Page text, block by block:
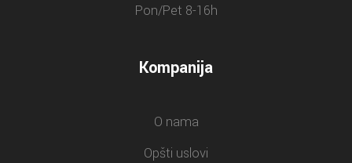
Pon/Pet 8-16h
Kompanija
O nama
Opšti uslovi